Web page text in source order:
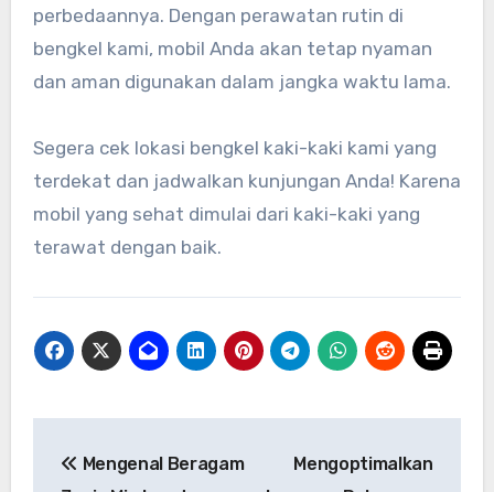
perbedaannya. Dengan perawatan rutin di
bengkel kami, mobil Anda akan tetap nyaman
dan aman digunakan dalam jangka waktu lama.
Segera cek lokasi bengkel kaki-kaki kami yang
terdekat dan jadwalkan kunjungan Anda! Karena
mobil yang sehat dimulai dari kaki-kaki yang
terawat dengan baik.
navigation
Mengenal Beragam
Mengoptimalkan